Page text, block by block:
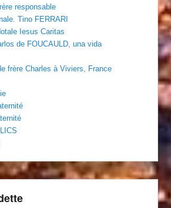
responsable
Tino FERRARI
Iesus Caritas
de FOUCAULD, una vida
frère Charles à Viviers, France